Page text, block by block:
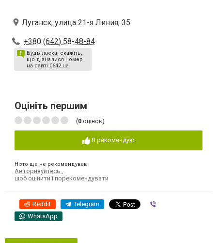
Луганск, улица 21-я Линия, 35
+380 (642) 58-48-84
Будь ласка, скажіть,
що дізналися номер
на сайті 0642.ua
Оцініть першим
(0 оцінок)
Я рекомендую
Ніхто ще не рекомендував
Авторизуйтесь
щоб оцінити і порекомендувати
Reddit Telegram
WhatsApp